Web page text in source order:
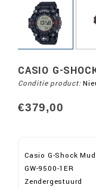
CASIO G-
Conditie product:
€379,00
Casio G-Shock
GW-9500-1ER
Zendergestuurd